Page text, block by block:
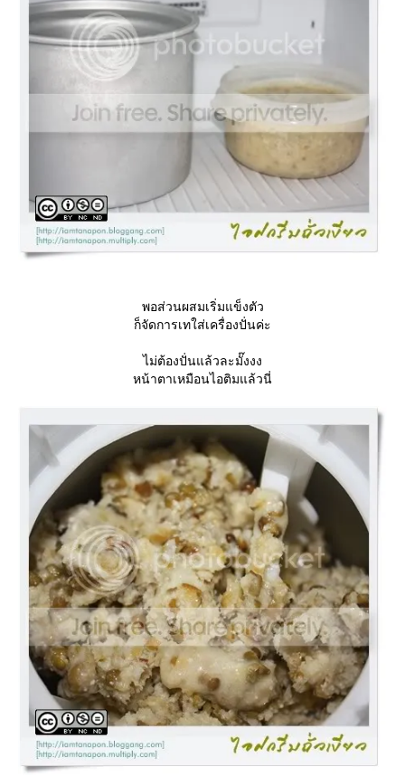
พอส่วนผสมเริ่มแข็งตัว
ก็จัดการเทใส่เครื่องปั่นค่ะ
ไม่ต้องปั่นแล้วละมั๊งงง
หน้าตาเหมือนไอติมแล้วนี่